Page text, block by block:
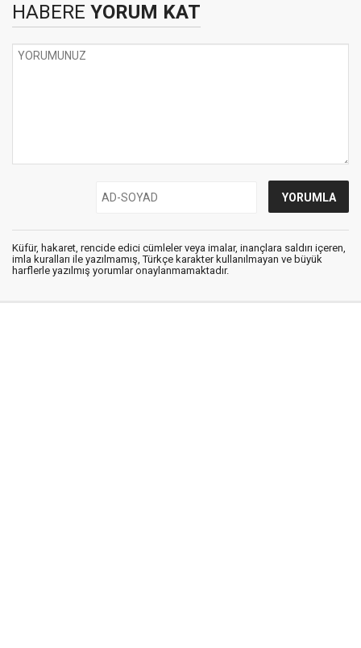
HABERE YORUM KAT
Küfür, hakaret, rencide edici cümleler veya imalar, inançlara saldırı içeren,
imla kuralları ile yazılmamış, Türkçe karakter kullanılmayan ve büyük
harflerle yazılmış yorumlar onaylanmamaktadır.